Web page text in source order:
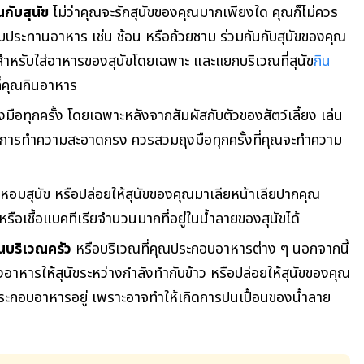
กับสุนัขไม่ว่าคุณจะรักสุนัขของคุณมากเพียงใด คุณก็ไม่ควร
ระทานอาหาร เช่น ช้อน หรือถ้วยชาม ร่วมกันกับสุนัขของคุณ
รับใส่อาหารของสุนัขโดยเฉพาะ และแยกบริเวณที่สุนัขกิน
ณกินอาหาร
อทุกครั้ง โดยเฉพาะหลังจากสัมผัสกับตัวของสัตว์เลี้ยง เล่น
รทำความสะอาดกรง ควรสวมถุงมือทุกครั้งที่คุณจะทำความ
อมสุนัข หรือปล่อยให้สุนัขของคุณมาเลียหน้าเลียปากคุณ
รือเชื้อแบคทีเรียจำนวนมากที่อยู่ในน้ำลายของสุนัขได้
บริเวณครัว หรือบริเวณที่คุณประกอบอาหารต่าง ๆ นอกจากนี้
าหารให้สุนัขระหว่างกำลังทำกับข้าว หรือปล่อยให้สุนัขของคุณ
อบอาหารอยู่ เพราะอาจทำให้เกิดการปนเปื้อนของน้ำลาย